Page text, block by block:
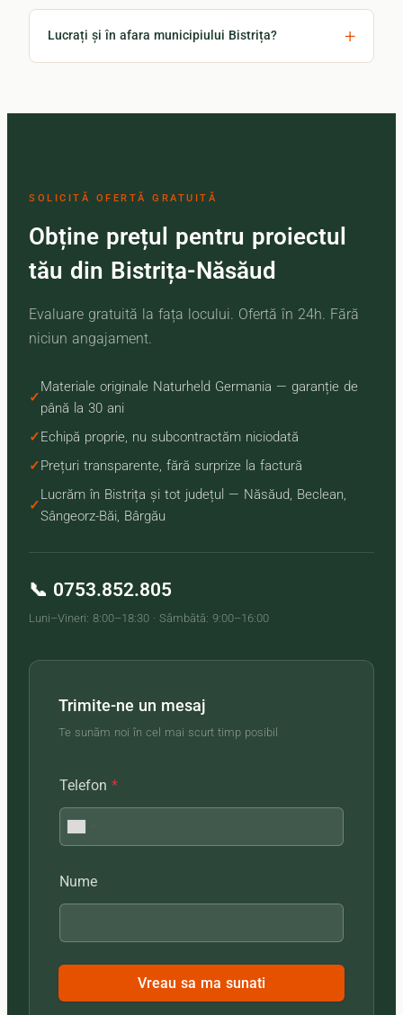
Lucrați și în afara municipiului Bistrița?
SOLICITĂ OFERTĂ GRATUITĂ
Obține prețul pentru proiectul
tău din Bistrița-Năsăud
Evaluare gratuită la fața locului. Ofertă în 24h. Fără
niciun angajament.
Materiale originale Naturheld Germania — garanție de
până la 30 ani
Echipă proprie, nu subcontractăm niciodată
Prețuri transparente, fără surprize la factură
Lucrăm în Bistrița și tot județul — Năsăud, Beclean,
Sângeorz-Băi, Bârgău
📞 0753.852.805
Luni–Vineri: 8:00–18:30 · Sâmbătă: 9:00–16:00
Trimite-ne un mesaj
Te sunăm noi în cel mai scurt timp posibil
Telefon *
Nume
Vreau sa ma sunati